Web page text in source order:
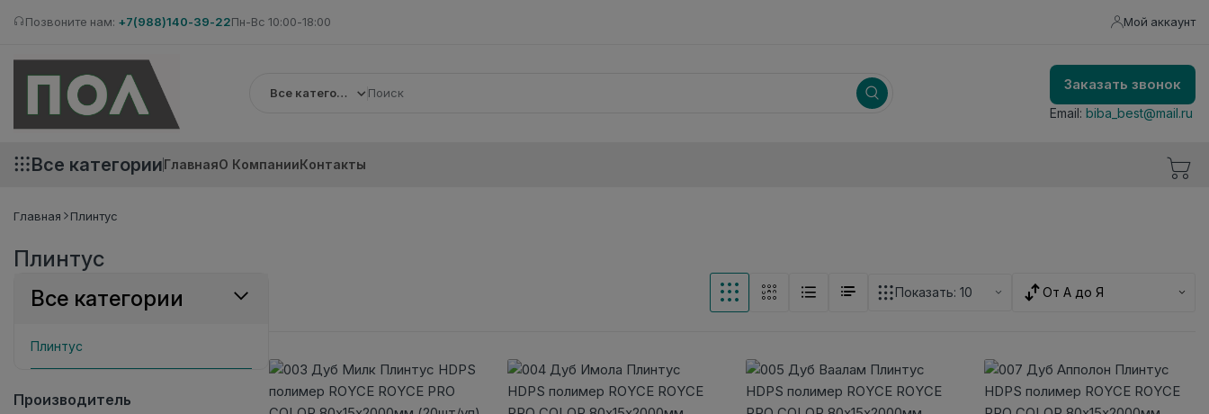
Позвоните нам: +7(988)140-39-22Пн-Вс 10:00-18:00 Мой аккаунт
Все категории
Заказать звонок
Email: biba_best@mail.ru
Все категорииГлавнаяО КомпанииКонтакты
Главная Плинтус
Плинтус
Все категории
Плинтус
Производитель
Показать: 10 От А до Я